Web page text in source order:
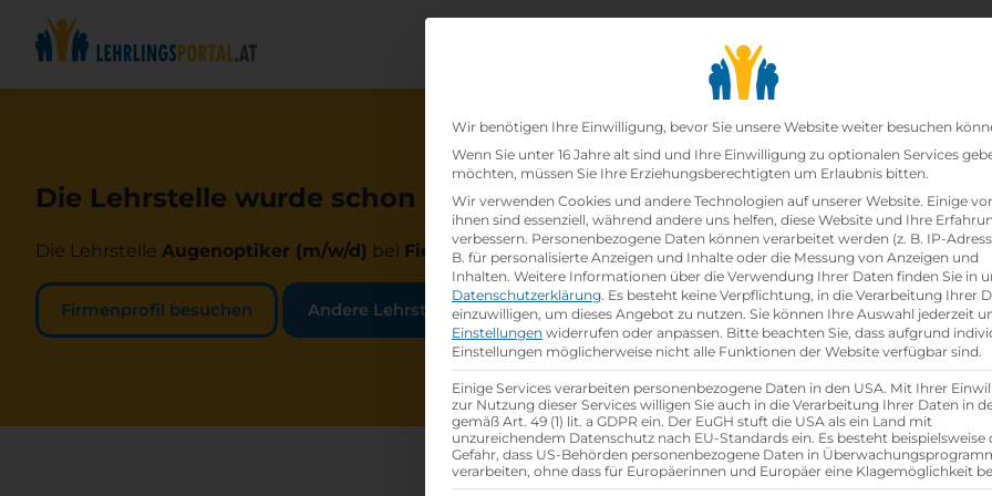
Lehrbetriebesearch
Die Lehrstelle wurde schon besetzt!
Die Lehrstelle Augenoptiker (m/w/d) bei Fielmann GmbHist schonbesetzt.
Firmenprofil besuchen Andere Lehrstelle suchen
Datenschutz-
Wir benötigen Ihre Einwilligung, bevor Sie unsere Website weiter besuchen
Wenn Sie unter 16 Jahre alt sind und Ihre Einwilligung zu optionalen Services
möchten, müssen Sie Ihre Erziehungsberechtigten um Erlaubnis bitten.
Wir verwenden Cookies und andere Technologien auf unserer Website. Einige
ihnen sind essenziell, während andere uns helfen, diese Website und Ihre
verbessern. Personenbezogene Daten können verarbeitet werden (z. B. IP-
B. für personalisierte Anzeigen und Inhalte oder die Messung von Anzeigen und
Inhalten. Weitere Informationen über die Verwendung Ihrer Daten finden Sie in
Datenschutzerklärung. Es besteht keine Verpflichtung, in die Verarbeitung Ihrer
einzuwilligen, um dieses Angebot zu nutzen. Sie können Ihre Auswahl jederzeit
Einstellungen widerrufen oder anpassen. Bitte beachten Sie, dass aufgrund
Einstellungen möglicherweise nicht alle Funktionen der Website verfügbar sind.
Einige Services verarbeiten personenbezogene Daten in den USA. Mit Ihrer
zur Nutzung dieser Services willigen Sie auch in die Verarbeitung Ihrer Daten in
gemäß Art. 49 (1) lit. a GDPR ein. Der EuGH stuft die USA als ein Land mit
unzureichendem Datenschutz nach EU-Standards ein. Es besteht beispielsweise
Gefahr, dass US-Behörden personenbezogene Daten in
verarbeiten, ohne dass für Europäerinnen und Europäer eine Klagemöglichkeit